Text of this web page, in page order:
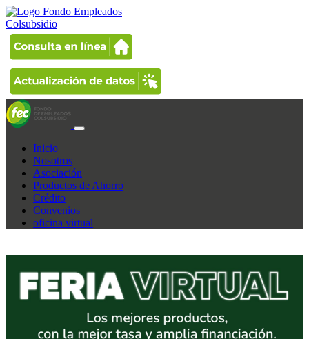
Inicio
Nosotros
Asociación
Productos de Ahorro
Crédito
Convenios
oficina virtual